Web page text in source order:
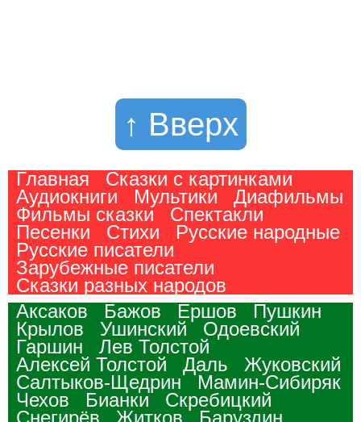
↑ Вверх
Главная
Сказки с картинками
Аудиокниги
Мультики
Диафильмы
Фильмы сказки
Спектакли
Песенки
Стихи
Русские народные
Русские писатели
Зарубежные писатели
Сказки разных народов
Аксаков
Бажов Ершов
Пушкин
Крылов
Ушинский
Одоевский
Гаршин
Лев Толстой
Алексей Толстой
Даль
Жуковский
Салтыков-Щедрин
Мамин-Сибиряк
Чехов
Бианки
Скребицкий